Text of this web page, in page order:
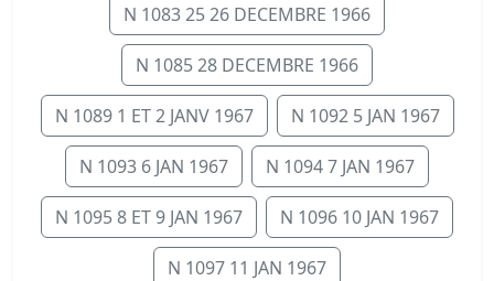
N 1083 25 26 DECEMBRE 1966
N 1085 28 DECEMBRE 1966
N 1089 1 ET 2 JANV 1967 N 1092 5 JAN 1967
N 1093 6 JAN 1967 N 1094 7 JAN 1967
N 1095 8 ET 9 JAN 1967 N 1096 10 JAN 1967
N 1097 11 JAN 1967